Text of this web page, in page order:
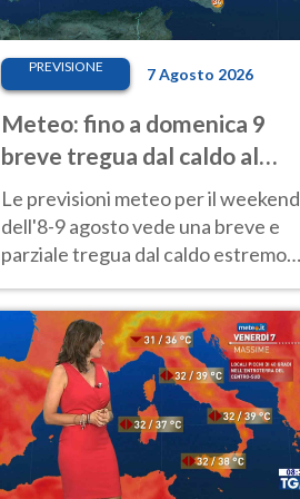
PREVISIONE 7 Agosto 2026
Meteo: fino a domenica 9
breve tregua dal caldo al
Nord! Altrove calura e afa
Le previsioni meteo per il weekend
dell'8-9 agosto vede una breve e
parziale tregua dal caldo estremo
40 gradi.